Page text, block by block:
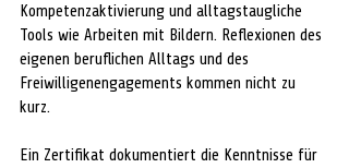
Kompetenzaktivierung und alltagstaugliche
Tools wie Arbeiten mit Bildern. Reflexionen des
eigenen beruflichen Alltags und des
Freiwilligenengagements kommen nicht zu
kurz.
Ein Zertifikat dokumentiert die Kenntnisse für